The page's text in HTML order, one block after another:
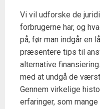
Vi vil udforske de
forbrugerne har, og
på, før man indgår en
præsentere tips til
alternative
med at undgå de
Gennem virkelige
erfaringer, som